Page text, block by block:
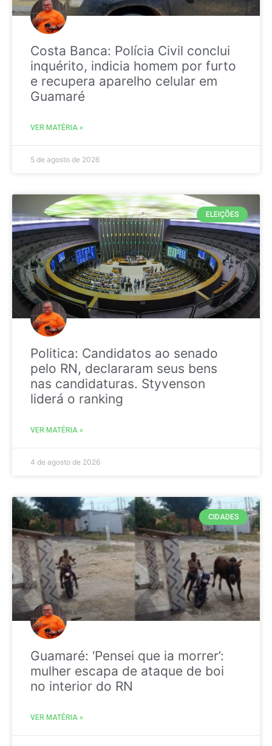
Costa Banca: Polícia Civil conclui
inquérito, indicia homem por furto
e recupera aparelho celular em
Guamaré
VER MATÉRIA »
5 de agosto de 2026
ELEIÇÕES
Politica: Candidatos ao senado
pelo RN, declararam seus bens
nas candidaturas. Styvenson
liderá o ranking
VER MATÉRIA »
4 de agosto de 2026
CIDADES
Guamaré: ‘Pensei que ia morrer’:
mulher escapa de ataque de boi
no interior do RN
VER MATÉRIA »